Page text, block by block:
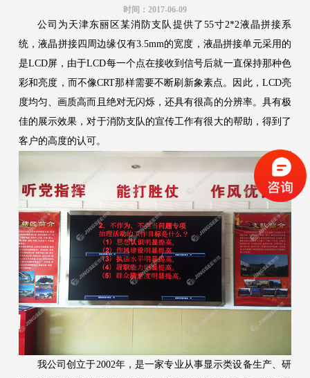
时间：2017-06-09
公司为天津东丽区某消防支队提供了55寸2*2液晶拼接系
统，液晶拼接四周边缘仅有3.5mm的宽度，液晶拼接单元采用的
是LCD屏，由于LCD每一个点在接收到信号后就一直保持那种色
彩和亮度，而不像CRT那样需要不断刷新象素点。因此，LCD亮
度均匀、画质高而且绝对无闪烁，还具有很高的分辨率。具有极
佳的展示效果，对于消防支队的宣传工作有很大的帮助，得到了
客户的高度的认可。
我公司创立于2002年，是一家专业从事显示类设备生产、研